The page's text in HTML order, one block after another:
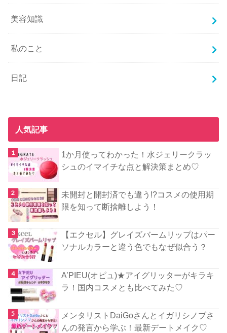
美容知識
私のこと
日記
人気記事
1か月使ってわかった！水ジェリークラッ
シュのイマイチな点と解決策まとめ♡
未開封と開封済でも違う!?コスメの使用期
限を知って断捨離しよう！
【エクセル】グレイズバームリップはパー
ソナルカラーと違う色でもなぜ似合う？
A’PIEU(オピュ)★アイグリッターがキラキ
ラ！国内コスメとも比べてみた♡
メンタリストDaiGoさんとイガリシノブさ
んの発言から学ぶ！最新デートメイク♡